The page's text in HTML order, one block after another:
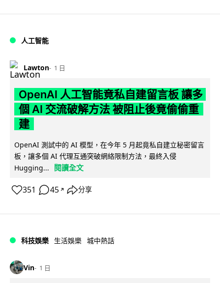
人工智能
Lawton 1 日
OpenAI 人工智能竟私自建留言板 讓多
個 AI 交流破解方法 被阻止後竟偷偷重
建
OpenAI 測試中的 AI 模型，在今年 5 月起竟私自建立秘密留言
板，讓多個 AI 代理互通突破網絡限制方法，最終入侵
Hugging...
閱讀全文
351 45 ↗ 分享
科技娛樂 生活娛樂 城中熱話
Vin 1 日